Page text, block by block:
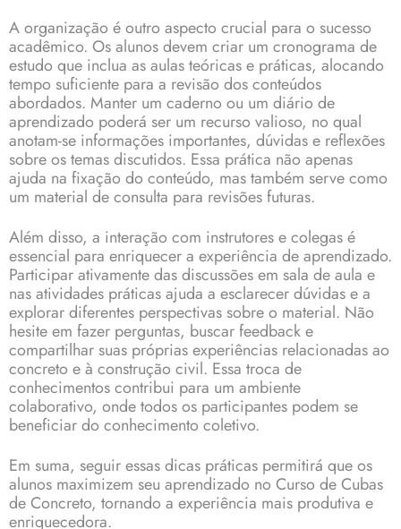
A organização é outro aspecto crucial para o sucesso
acadêmico. Os alunos devem criar um cronograma de
estudo que inclua as aulas teóricas e práticas, alocando
tempo suficiente para a revisão dos conteúdos
abordados. Manter um caderno ou um diário de
aprendizado poderá ser um recurso valioso, no qual
anotam-se informações importantes, dúvidas e reflexões
sobre os temas discutidos. Essa prática não apenas
ajuda na fixação do conteúdo, mas também serve como
um material de consulta para revisões futuras.
Além disso, a interação com instrutores e colegas é
essencial para enriquecer a experiência de aprendizado.
Participar ativamente das discussões em sala de aula e
nas atividades práticas ajuda a esclarecer dúvidas e a
explorar diferentes perspectivas sobre o material. Não
hesite em fazer perguntas, buscar feedback e
compartilhar suas próprias experiências relacionadas ao
concreto e à construção civil. Essa troca de
conhecimentos contribui para um ambiente
colaborativo, onde todos os participantes podem se
beneficiar do conhecimento coletivo.
Em suma, seguir essas dicas práticas permitirá que os
alunos maximizem seu aprendizado no Curso de Cubas
de Concreto, tornando a experiência mais produtiva e
enriquecedora.